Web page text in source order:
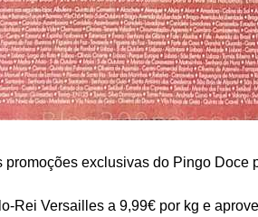
promoções exclusivas do Pingo Doce
Rei Versailles a 9,99€ por kg e